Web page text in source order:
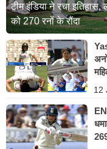
टीम इंडिया ने रचा
को 270 रनों के रौंदा
12